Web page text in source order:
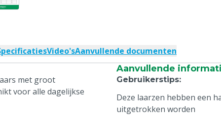
Video'sAanvullende documenten
met groot
voor alle dagelijkse
Aanvullende
Gebruikerstips:
Deze laarzen hebben een
uitgetrokken worden